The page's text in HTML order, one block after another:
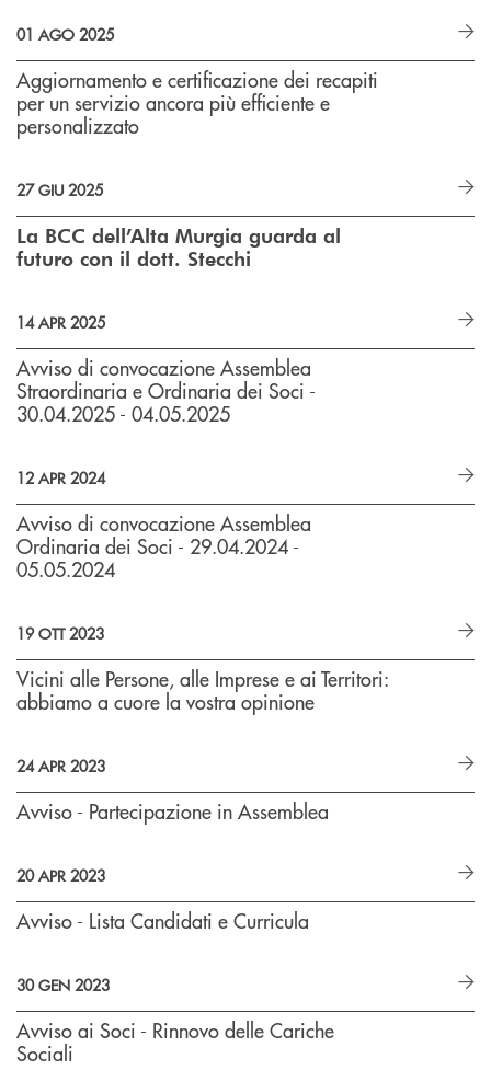
01 AGO 2025
Aggiornamento e certificazione dei recapiti
per un servizio ancora più efficiente e
personalizzato
27 GIU 2025
La BCC dell’Alta Murgia guarda al
futuro con il dott. Stecchi
14 APR 2025
Avviso di convocazione Assemblea
Straordinaria e Ordinaria dei Soci -
30.04.2025 - 04.05.2025
12 APR 2024
Avviso di convocazione Assemblea
Ordinaria dei Soci - 29.04.2024 -
05.05.2024
19 OTT 2023
Vicini alle Persone, alle Imprese e ai Territori:
abbiamo a cuore la vostra opinione
24 APR 2023
Avviso - Partecipazione in Assemblea
20 APR 2023
Avviso - Lista Candidati e Curricula
30 GEN 2023
Avviso ai Soci - Rinnovo delle Cariche
Sociali